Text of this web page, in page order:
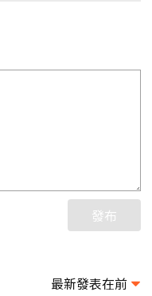
發布
最新發表在前